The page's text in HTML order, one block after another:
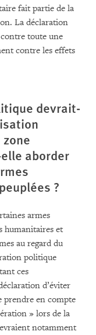
fait partie de la
La déclaration
toute une
contre les effets
devrait-
aborder
?
armes
humanitaires et
au regard du
politique
ces
d’éviter
prendre en compte
» lors de la
notamment